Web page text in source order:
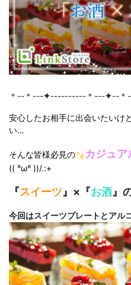
＊--＊---✦----------＊---✦--
安心したお相手に出会いたいけ
い…
そんな皆様必見の カジュア
(( °ω° ))/.:+
『スイーツ 』×『お酒』
今回はスイーツプレートとアル